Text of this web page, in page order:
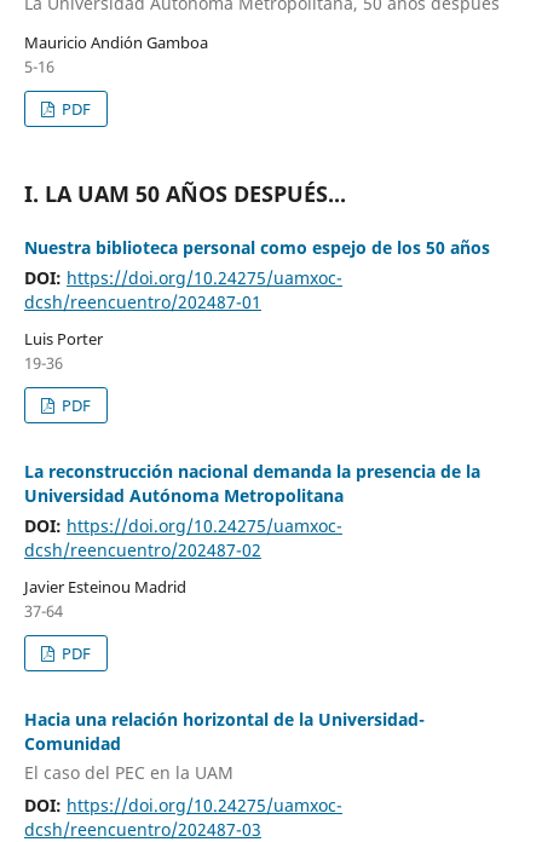
Mauricio Andión Gamboa
5-16
PDF
I. LA UAM 50 AÑOS DESPUÉS...
Nuestra biblioteca personal como espejo de los 50 años
DOI: https://doi.org/10.24275/uamxoc-
dcsh/reencuentro/202487-01
Luis Porter
19-36
PDF
La reconstrucción nacional demanda la presencia de la
Universidad Autónoma Metropolitana
DOI: https://doi.org/10.24275/uamxoc-
dcsh/reencuentro/202487-02
Javier Esteinou Madrid
37-64
PDF
Hacia una relación horizontal de la Universidad-
Comunidad
El caso del PEC en la UAM
DOI: https://doi.org/10.24275/uamxoc-
dcsh/reencuentro/202487-03